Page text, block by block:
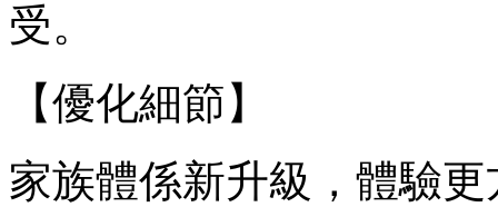
受。
【優化細節】
家族體係新升級，體驗